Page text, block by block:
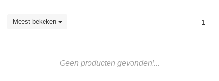
Meest bekeken 1
Geen producten gevonden!...